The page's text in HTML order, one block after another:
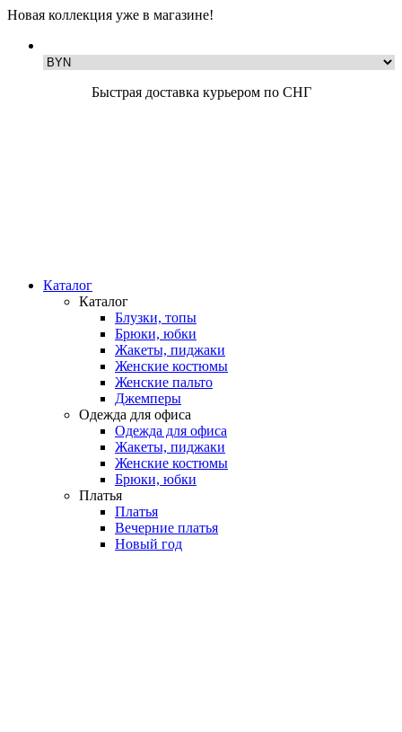
Новая коллекция уже в магазине!
Быстрая доставка курьером по СНГ
Каталог
Каталог
Блузки, топы
Брюки, юбки
Жакеты, пиджаки
Женские костюмы
Женские пальто
Джемперы
Одежда для офиса
Одежда для офиса
Жакеты, пиджаки
Женские костюмы
Брюки, юбки
Платья
Платья
Вечерние платья
Новый год